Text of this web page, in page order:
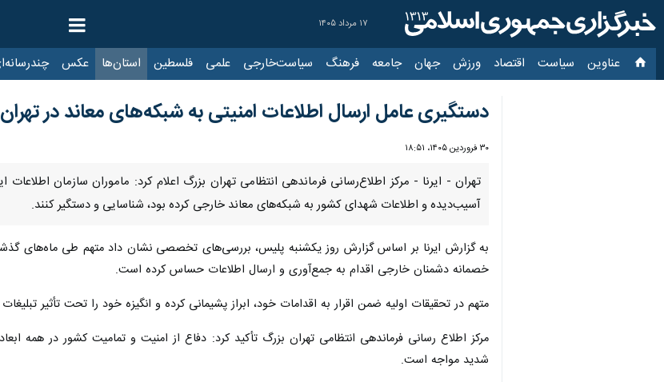
۱۷ مرداد ۱۴۰۵
عناوین‌ سیاست اقتصاد ورزش جهان جامعه فرهنگ سیاست‌خارجی علمی فلسطین استان‌ها عکس چندرسانه‌ای
دستگیری عامل ارسال اطلاعات امنیتی به شبکه‌های معاند در تهران
۳۰ فروردین ۱۴۰۵، ۱۸:۵۱